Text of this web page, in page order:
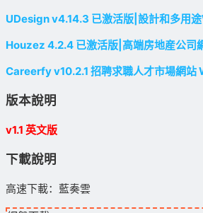
UDesign v4.14.3 已激活版|設計和多用
Houzez 4.2.4 已激活版|高端房地産公司
Careerfy v10.2.1 招聘求職人才市場網站
版本說明
v1.1 英文版
下載說明
高速下載：藍奏雲